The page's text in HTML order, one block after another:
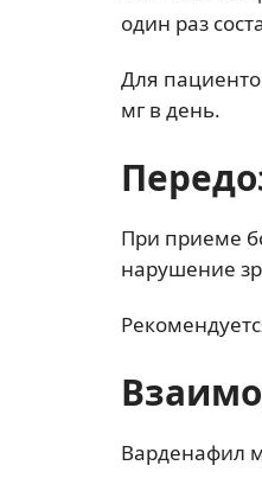
один раз
Для
мг в день.
При приеме
нарушение
Варденафил